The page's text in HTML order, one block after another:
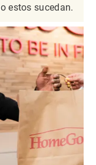
estos sucedan.